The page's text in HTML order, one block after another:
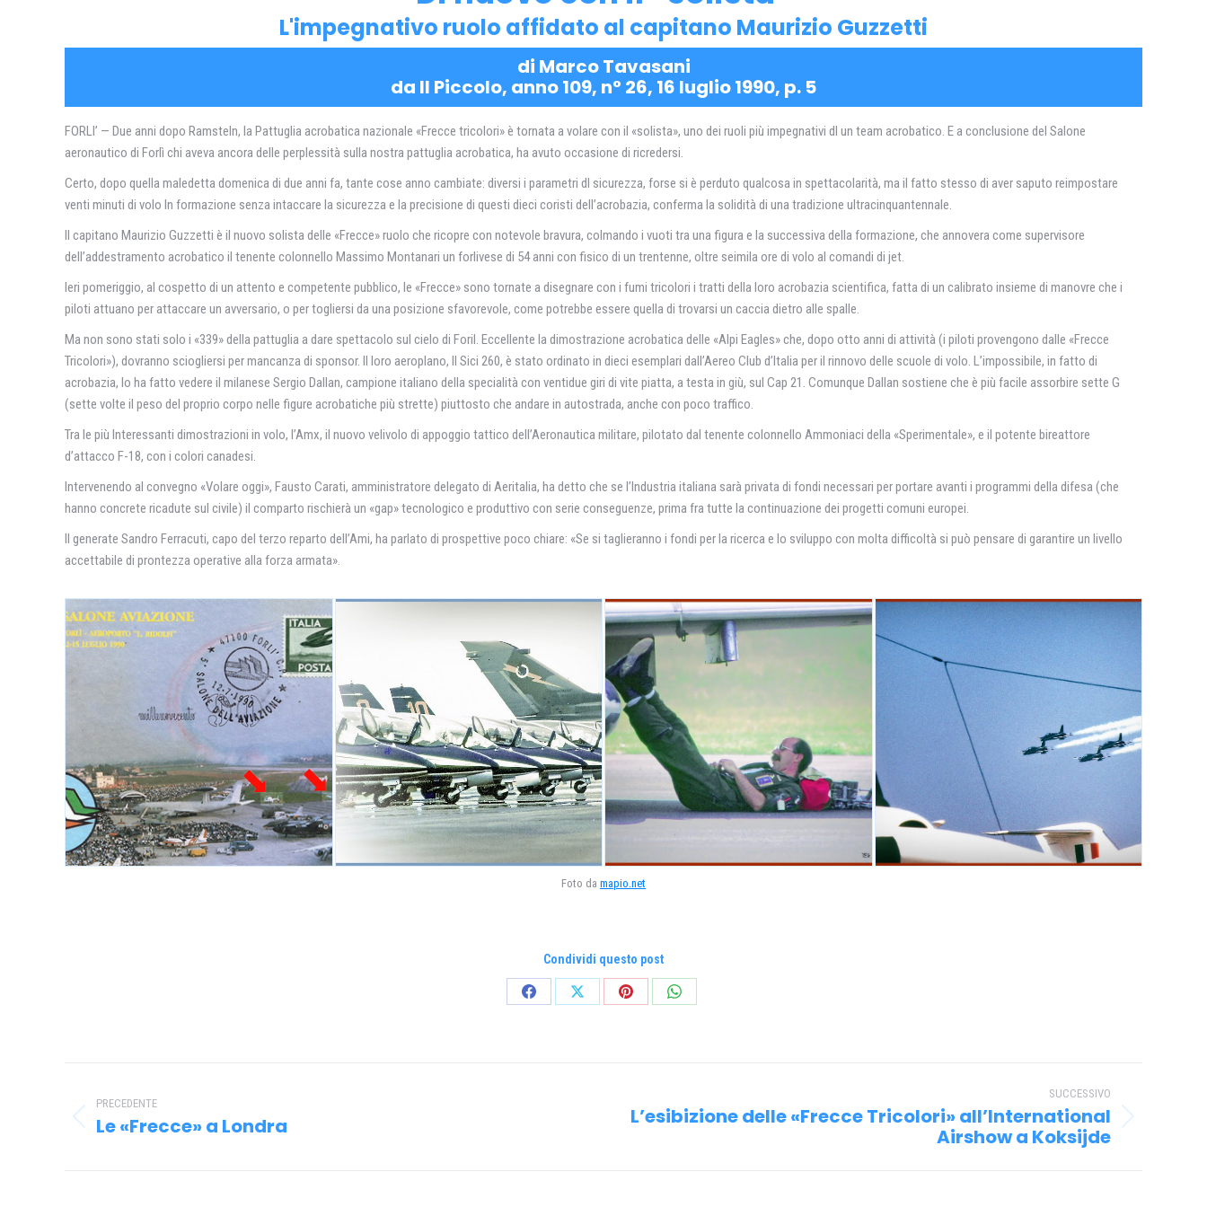
L'impegnativo ruolo affidato al capitano Maurizio Guzzetti
di Marco Tavasani
da Il Piccolo, anno 109, n° 26, 16 luglio 1990, p. 5
FORLI’ — Due anni dopo Ramsteln, la Pattuglia acrobatica nazionale «Frecce tricolori» è tornata a volare con il «solista», uno dei ruoli più impegnativi dl un team acrobatico. E a conclusione del Salone
aeronautico di Forlì chi aveva ancora delle perplessità sulla nostra pattuglia acrobatica, ha avuto occasione di ricredersi.
Certo, dopo quella maledetta domenica di due anni fa, tante cose anno cambiate: diversi i parametri dl sicurezza, forse si è perduto qualcosa in spettacolarità, ma il fatto stesso di aver saputo reimpostare
venti minuti di volo In formazione senza intaccare la sicurezza e la precisione di questi dieci coristi dell’acrobazia, conferma la solidità di una tradizione ultracinquantennale.
Il capitano Maurizio Guzzetti è il nuovo solista delle «Frecce» ruolo che ricopre con notevole bravura, colmando i vuoti tra una figura e la successiva della formazione, che annovera come supervisore
dell’addestramento acrobatico il tenente colonnello Massimo Montanari un forlivese di 54 anni con fisico di un trentenne, oltre seimila ore di volo al comandi di jet.
Ieri pomeriggio, al cospetto di un attento e competente pubblico, le «Frecce» sono tornate a disegnare con i fumi tricolori i tratti della loro acrobazia scientifica, fatta di un calibrato insieme di manovre che i
piloti attuano per attaccare un avversario, o per togliersi da una posizione sfavorevole, come potrebbe essere quella di trovarsi un caccia dietro alle spalle.
Ma non sono stati solo i «339» della pattuglia a dare spettacolo sul cielo di Foril. Eccellente la dimostrazione acrobatica delle «Alpi Eagles» che, dopo otto anni di attività (i piloti provengono dalle «Frecce
Tricolori»), dovranno sciogliersi per mancanza di sponsor. Il loro aeroplano, Il Sici 260, è stato ordinato in dieci esemplari dall’Aereo Club d’Italia per il rinnovo delle scuole di volo. L’impossibile, in fatto di
acrobazia, lo ha fatto vedere il milanese Sergio Dallan, campione italiano della specialità con ventidue giri di vite piatta, a testa in giù, sul Cap 21. Comunque Dallan sostiene che è più facile assorbire sette G
(sette volte il peso del proprio corpo nelle figure acrobatiche più strette) piuttosto che andare in autostrada, anche con poco traffico.
Tra le più Interessanti dimostrazioni in volo, l’Amx, il nuovo velivolo di appoggio tattico dell’Aeronautica militare, pilotato dal tenente colonnello Ammoniaci della «Sperimentale», e il potente bireattore
d’attacco F-18, con i colori canadesi.
Intervenendo al convegno «Volare oggi», Fausto Carati, amministratore delegato di Aeritalia, ha detto che se l’Industria italiana sarà privata di fondi necessari per portare avanti i programmi della difesa (che
hanno concrete ricadute sul civile) il comparto rischierà un «gap» tecnologico e produttivo con serie conseguenze, prima fra tutte la continuazione dei progetti comuni europei.
Il generate Sandro Ferracuti, capo del terzo reparto dell’Ami, ha parlato di prospettive poco chiare: «Se si taglieranno i fondi per la ricerca e lo sviluppo con molta difficoltà si può pensare di garantire un livello
accettabile di prontezza operative alla forza armata».
Foto da mapio.net
Condividi questo post
CondividiCondividiCondividiCondividi
traPRECEDENTE
Post
Le «Frecce» a Londra
SUCCESSIVO
Prossimo
L’esibizione delle «Frecce Tricolori» all’International
Airshow a Koksijde